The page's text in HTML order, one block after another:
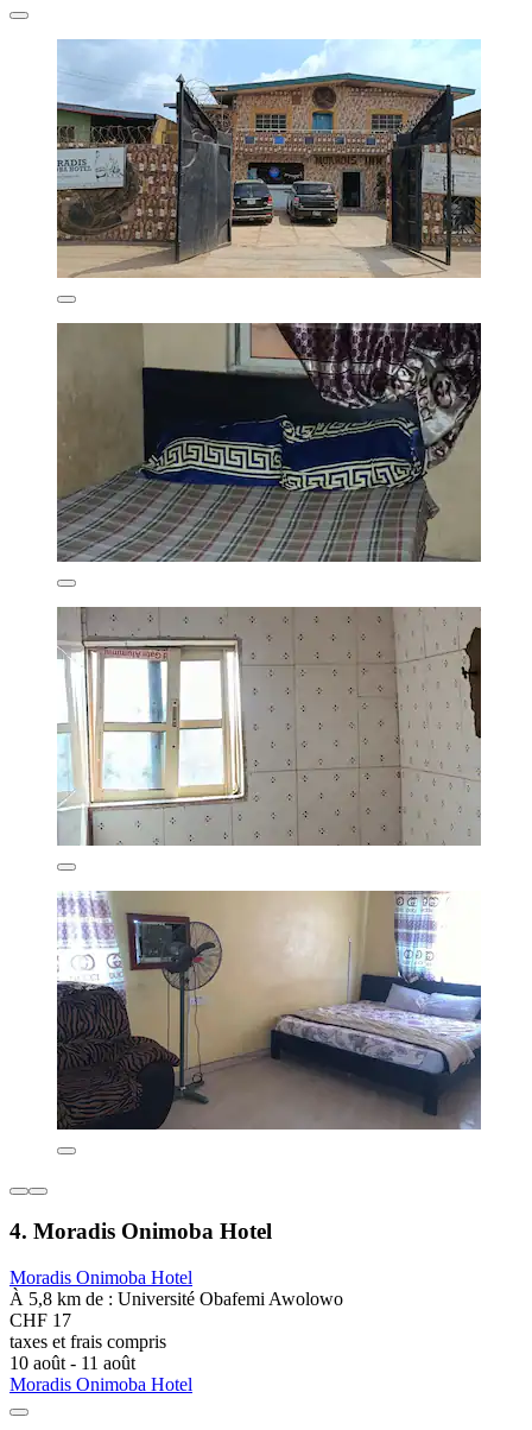
4. Moradis Onimoba Hotel
Moradis Onimoba Hotel
À 5,8 km de : Université Obafemi Awolowo
CHF 17
taxes et frais compris
10 août - 11 août
Moradis Onimoba Hotel